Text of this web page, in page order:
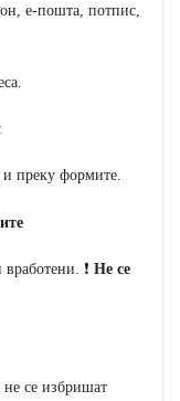
е-пошта, потпис,
и преку формите.
❗ Не се
се избришат